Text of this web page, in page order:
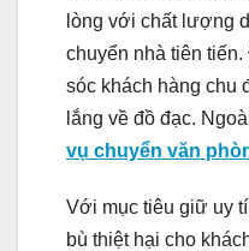
lòng với chất lượng
chuyển nhà tiên
sóc khách hàng chu
lắng về đồ đạc.
vụ chuyển văn
Với mục tiêu giữ uy
bù thiệt hại cho